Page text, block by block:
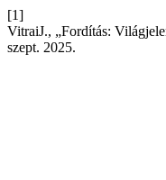
[1]
VitraiJ., „Fordítás:
szept. 2025.